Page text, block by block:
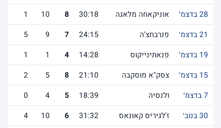
28 בדצמ׳
אוניקאחה מלאגה 30:18
8
10
1
21 בדצמ׳
פנרבחצ'ה 24:15
7
9
5
19 בדצמ׳
פנאתינייקוס 14:28
4
1
1
15 בדצמ׳
צסק"א מוסקבה 21:10
8
5
2
7 בדצמ׳
ולנסיה 18:39
5
4
0
30 בנוב׳
ז'לגיריס קאונאס 31:32
6
10
4